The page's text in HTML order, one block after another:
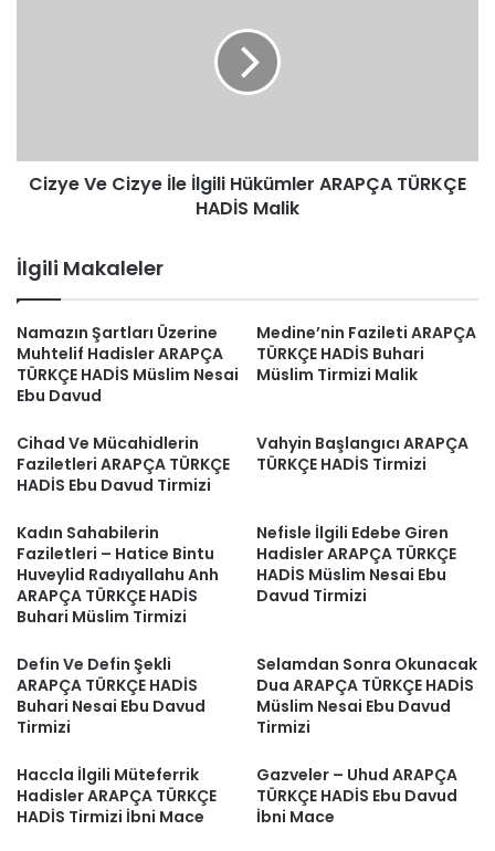
HADİS
Malik
Cizye Ve Cizye İle İlgili Hükümler ARAPÇA TÜRKÇE
HADİS Malik
İlgili Makaleler
Namazın Şartları Üzerine
Muhtelif Hadisler ARAPÇA
TÜRKÇE HADİS Müslim Nesai
Ebu Davud
Medine’nin Fazileti ARAPÇA
TÜRKÇE HADİS Buhari
Müslim Tirmizi Malik
Cihad Ve Mücahidlerin
Faziletleri ARAPÇA TÜRKÇE
HADİS Ebu Davud Tirmizi
Vahyin Başlangıcı ARAPÇA
TÜRKÇE HADİS Tirmizi
Kadın Sahabilerin
Faziletleri – Hatice Bintu
Huveylid Radıyallahu Anh
ARAPÇA TÜRKÇE HADİS
Buhari Müslim Tirmizi
Nefisle İlgili Edebe Giren
Hadisler ARAPÇA TÜRKÇE
HADİS Müslim Nesai Ebu
Davud Tirmizi
Defin Ve Defin Şekli
ARAPÇA TÜRKÇE HADİS
Buhari Nesai Ebu Davud
Tirmizi
Selamdan Sonra Okunacak
Dua ARAPÇA TÜRKÇE HADİS
Müslim Nesai Ebu Davud
Tirmizi
Haccla İlgili Müteferrik
Hadisler ARAPÇA TÜRKÇE
HADİS Tirmizi İbni Mace
Gazveler – Uhud ARAPÇA
TÜRKÇE HADİS Ebu Davud
İbni Mace